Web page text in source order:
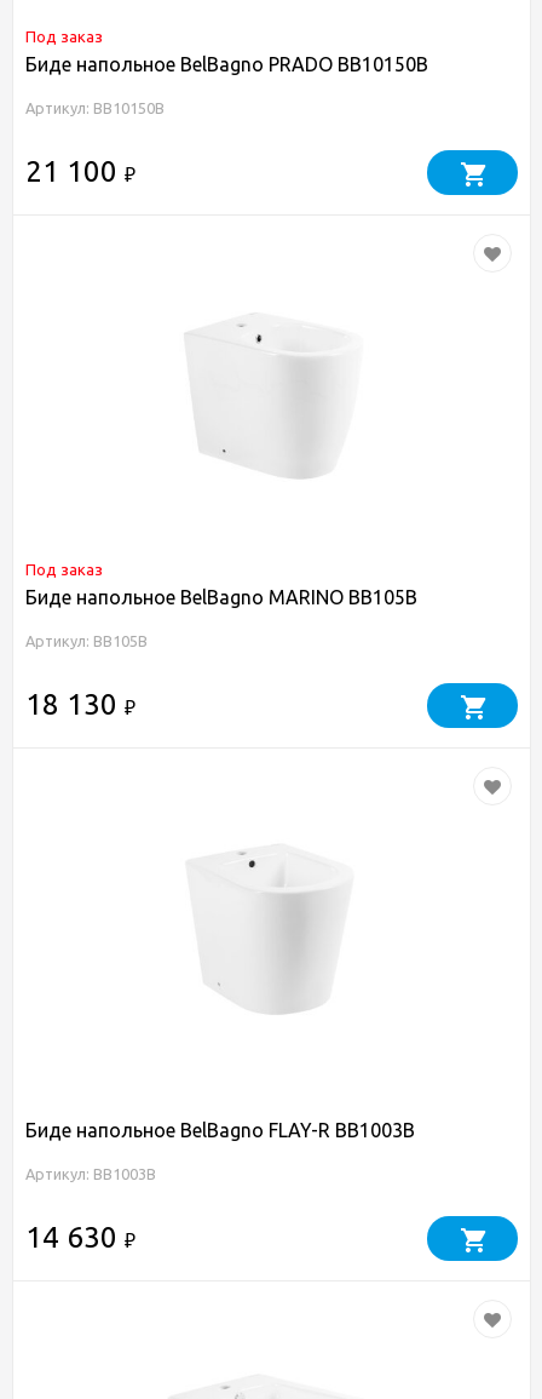
Под заказ
Биде напольное BelBagno PRADO BB10150B
Артикул: BB10150B
21 100 ₽
Под заказ
Биде напольное BelBagno MARINO BB105B
Артикул: BB105B
18 130 ₽
Биде напольное BelBagno FLAY-R BB1003B
Артикул: BB1003B
14 630 ₽